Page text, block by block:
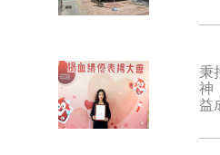
秉
神
益